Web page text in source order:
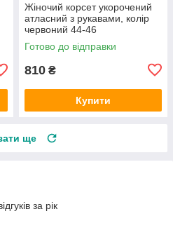
Жіночий корсет укорочений
атласний з рукавами, колір
червоний 44-46
Готово до відправки
810 ₴
Купити
ще
за рік